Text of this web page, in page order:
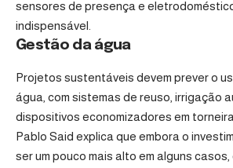
sensores de presença e
indispensável.
Gestão da água
Projetos sustentáveis devem prever o
água, com sistemas de reuso, irrigação
dispositivos economizadores em
Pablo Said explica que embora o
ser um pouco mais alto em alguns